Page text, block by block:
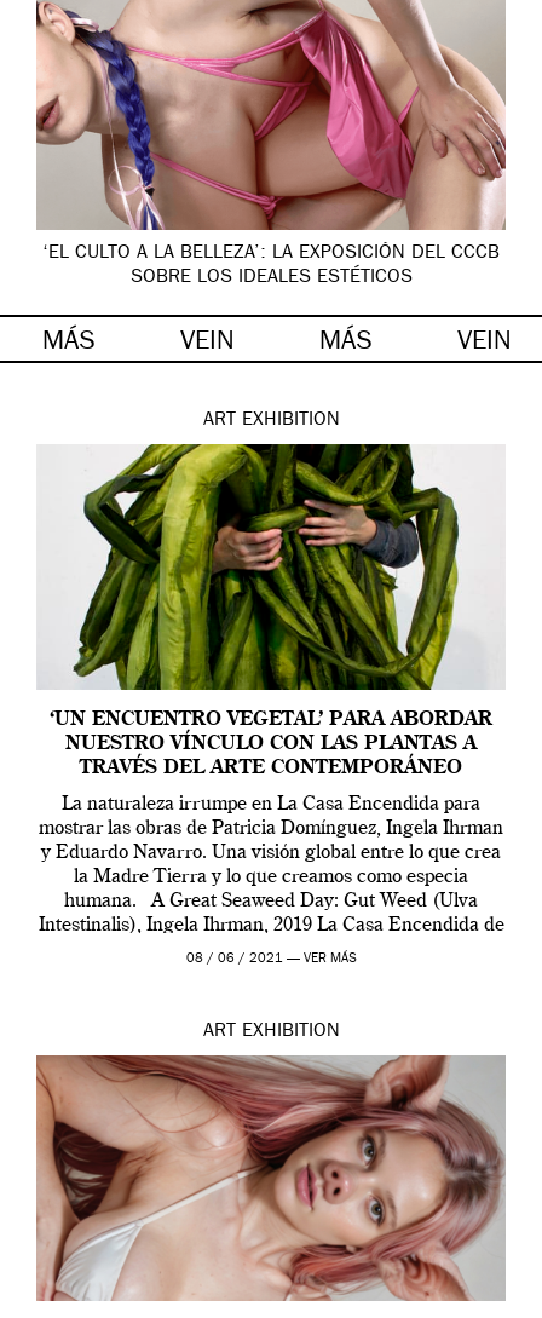
‘EL CULTO A LA BELLEZA’: LA EXPOSICIÓN DEL CCCB
SOBRE LOS IDEALES ESTÉTICOS
MÁS VEIN MÁS VEIN
ART EXHIBITION
‘UN ENCUENTRO VEGETAL’ PARA ABORDAR
NUESTRO VÍNCULO CON LAS PLANTAS A
TRAVÉS DEL ARTE CONTEMPORÁNEO
La naturaleza irrumpe en La Casa Encendida para
mostrar las obras de Patricia Domínguez, Ingela Ihrman
y Eduardo Navarro. Una visión global entre lo que crea
la Madre Tierra y lo que creamos como especia
humana. A Great Seaweed Day: Gut Weed (Ulva
Intestinalis), Ingela Ihrman, 2019 La Casa Encendida de
Madrid y la Wellcome […]
08 / 06 / 2021 — VER MÁS
ART EXHIBITION